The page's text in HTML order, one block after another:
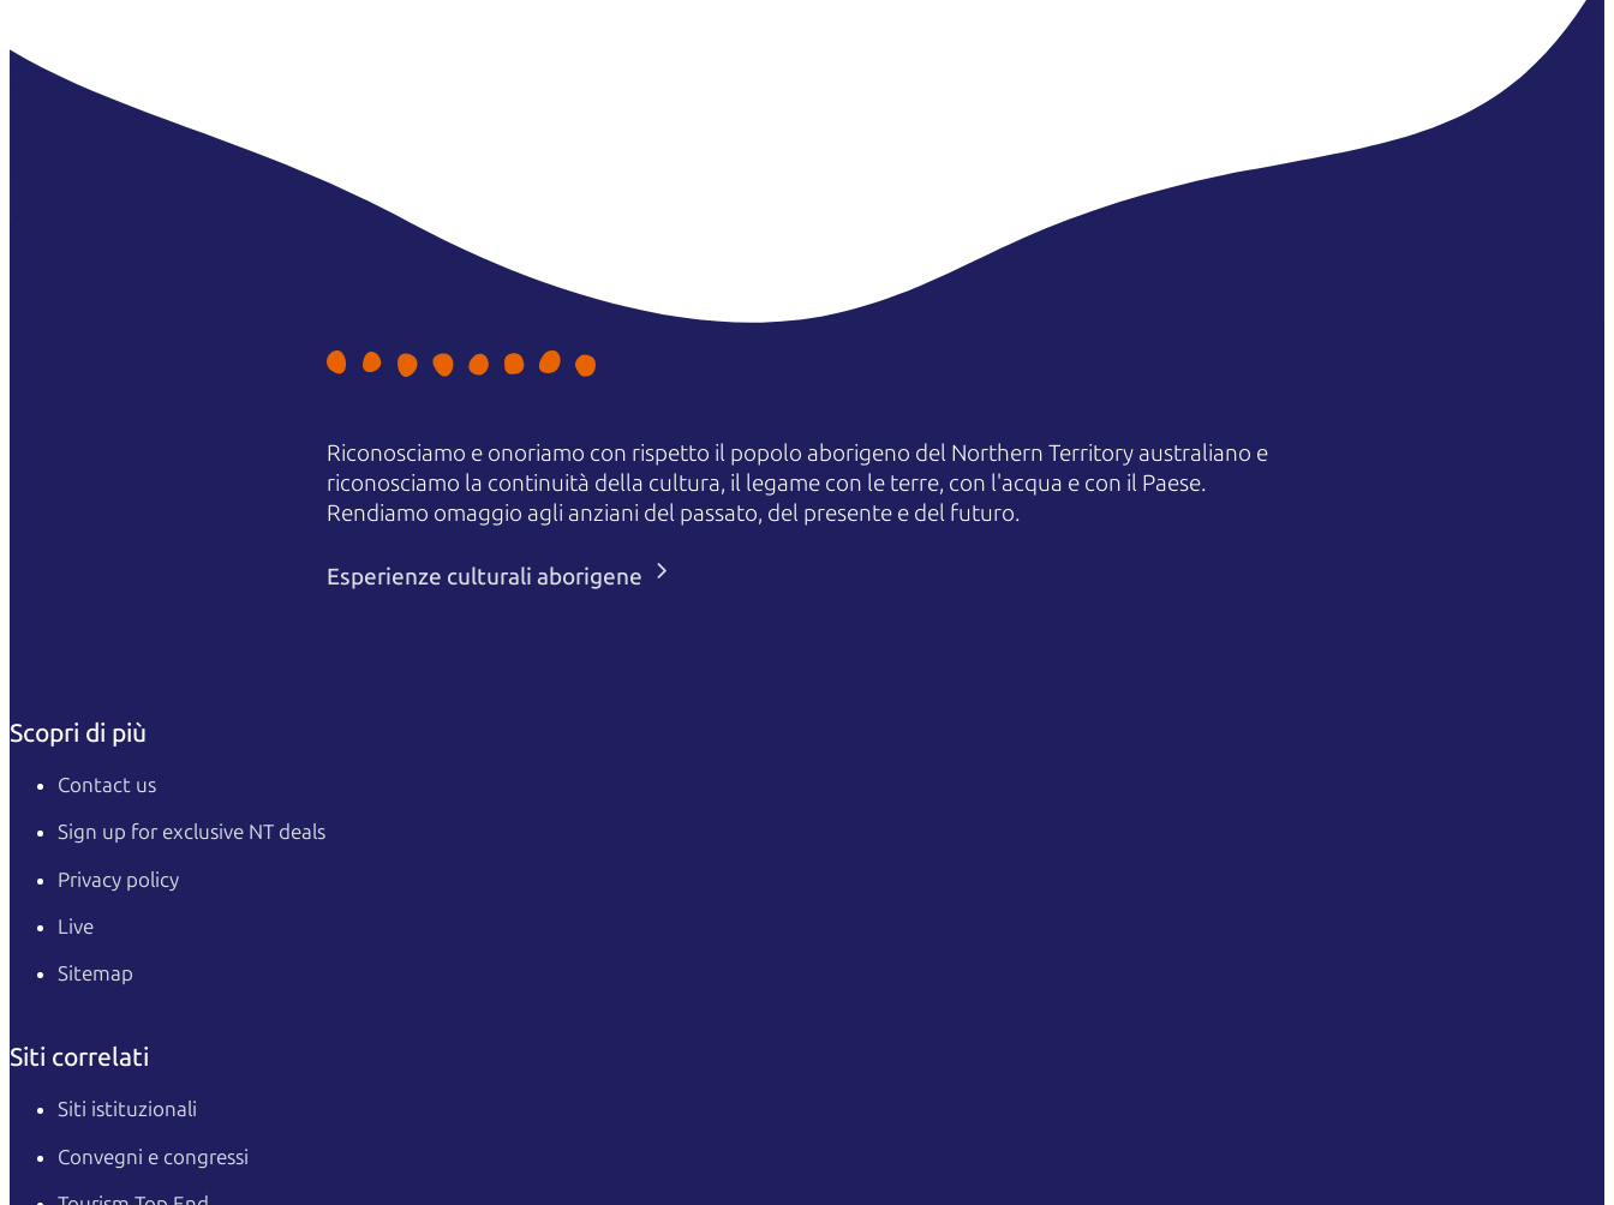
Riconosciamo e onoriamo con rispetto il popolo aborigeno del Northern Territory australiano e
riconosciamo la continuità della cultura, il legame con le terre, con l'acqua e con il Paese.
Rendiamo omaggio agli anziani del passato, del presente e del futuro.
Esperienze culturali aborigene
Scopri di più
Contact us
Sign up for exclusive NT deals
Privacy policy
Live
Sitemap
Siti correlati
Siti istituzionali
Convegni e congressi